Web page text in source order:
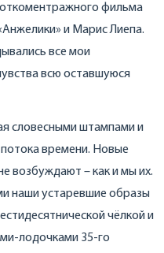
фильма
и Марис Лиепа.
все мои
всю оставшуюся
словесными штампами и
времени. Новые
возбуждают – как и мы их.
наши устаревшие образы
чёлкой и
лодочками 35-го